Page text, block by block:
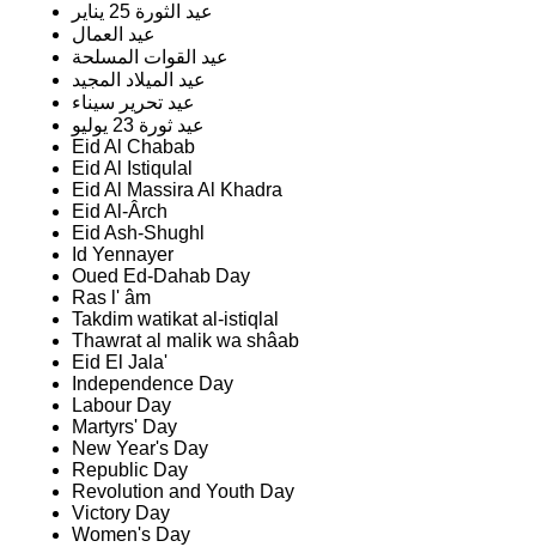
عيد الثورة 25 يناير
عيد العمال
عيد القوات المسلحة
عيد الميلاد المجيد
عيد تحرير سيناء
عيد ثورة 23 يوليو
Eid Al Chabab
Eid Al Istiqulal
Eid Al Massira Al Khadra
Eid Al-Ârch
Eid Ash-Shughl
Id Yennayer
Oued Ed-Dahab Day
Ras l' âm
Takdim watikat al-istiqlal
Thawrat al malik wa shâab
Eid El Jala'
Independence Day
Labour Day
Martyrs' Day
New Year's Day
Republic Day
Revolution and Youth Day
Victory Day
Women's Day